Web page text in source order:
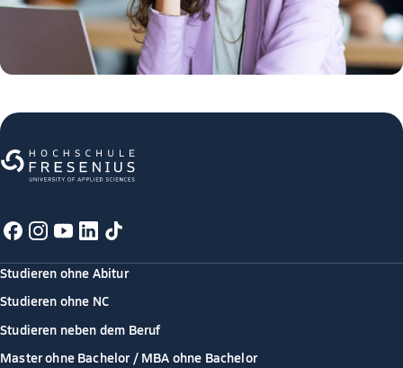
Studieren ohne Abitur
Studieren ohne NC
Studieren neben dem Beruf
Master ohne Bachelor / MBA ohne Bachelor